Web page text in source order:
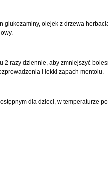
glukozaminy, olejek z drzewa
2 razy dziennie, aby zmniejszyć
i lekki zapach mentolu.
dla dzieci, w temperaturze